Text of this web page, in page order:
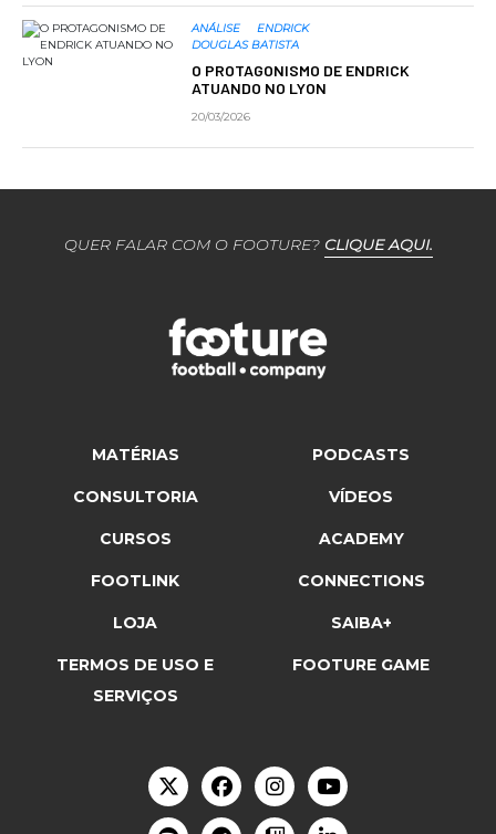
ANÁLISE
ENDRICK
DOUGLAS BATISTA
O PROTAGONISMO DE ENDRICK
ATUANDO NO LYON
20/03/2026
QUER FALAR COM O FOOTURE? CLIQUE AQUI.
MATÉRIAS PODCASTS
CONSULTORIA VÍDEOS
CURSOS ACADEMY
FOOTLINK CONNECTIONS
LOJA SAIBA+
TERMOS DE USO E
SERVIÇOS
FOOTURE GAME